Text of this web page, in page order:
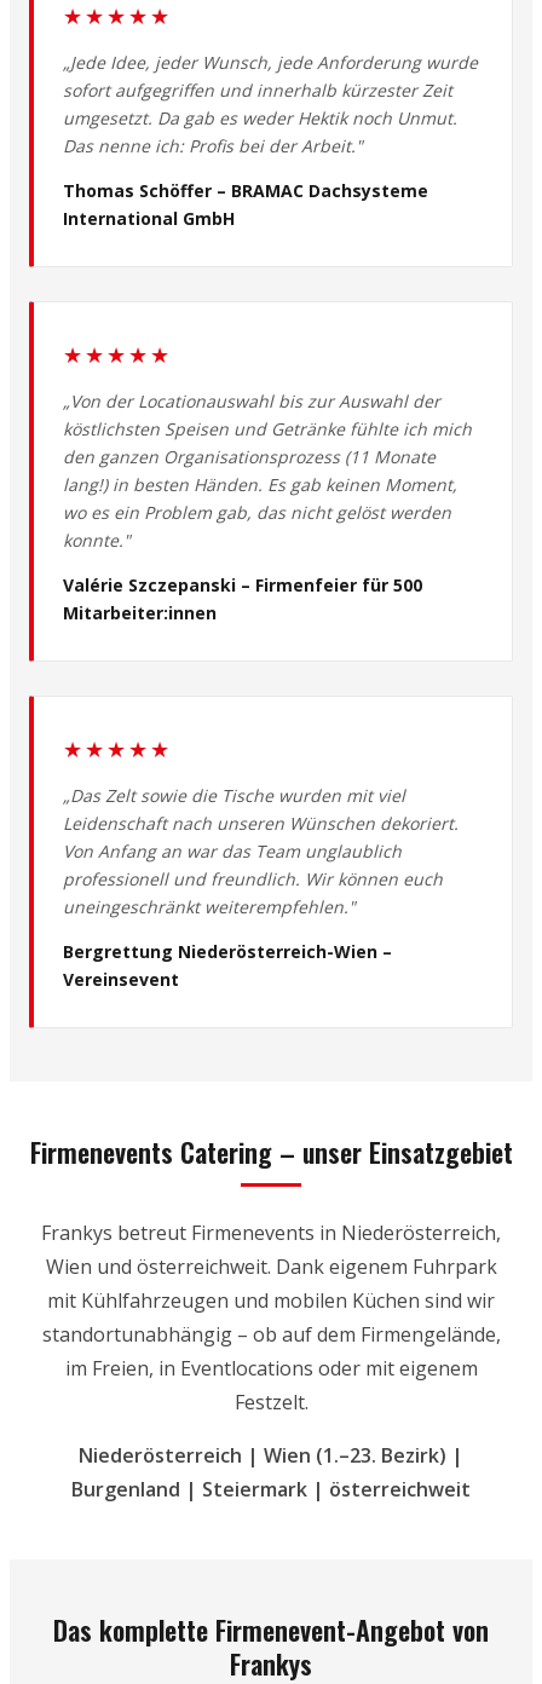
★★★★★
„Jede Idee, jeder Wunsch, jede Anforderung wurde
sofort aufgegriffen und innerhalb kürzester Zeit
umgesetzt. Da gab es weder Hektik noch Unmut.
Das nenne ich: Profis bei der Arbeit."
Thomas Schöffer – BRAMAC Dachsysteme
International GmbH
★★★★★
„Von der Locationauswahl bis zur Auswahl der
köstlichsten Speisen und Getränke fühlte ich mich
den ganzen Organisationsprozess (11 Monate
lang!) in besten Händen. Es gab keinen Moment,
wo es ein Problem gab, das nicht gelöst werden
konnte."
Valérie Szczepanski – Firmenfeier für 500
Mitarbeiter:innen
★★★★★
„Das Zelt sowie die Tische wurden mit viel
Leidenschaft nach unseren Wünschen dekoriert.
Von Anfang an war das Team unglaublich
professionell und freundlich. Wir können euch
uneingeschränkt weiterempfehlen."
Bergrettung Niederösterreich-Wien –
Vereinsevent
Firmenevents Catering – unser Einsatzgebiet
Frankys betreut Firmenevents in Niederösterreich,
Wien und österreichweit. Dank eigenem Fuhrpark
mit Kühlfahrzeugen und mobilen Küchen sind wir
standortunabhängig – ob auf dem Firmengelände,
im Freien, in Eventlocations oder mit eigenem
Festzelt.
Niederösterreich | Wien (1.–23. Bezirk) |
Burgenland | Steiermark | österreichweit
Das komplette Firmenevent-Angebot von
Frankys